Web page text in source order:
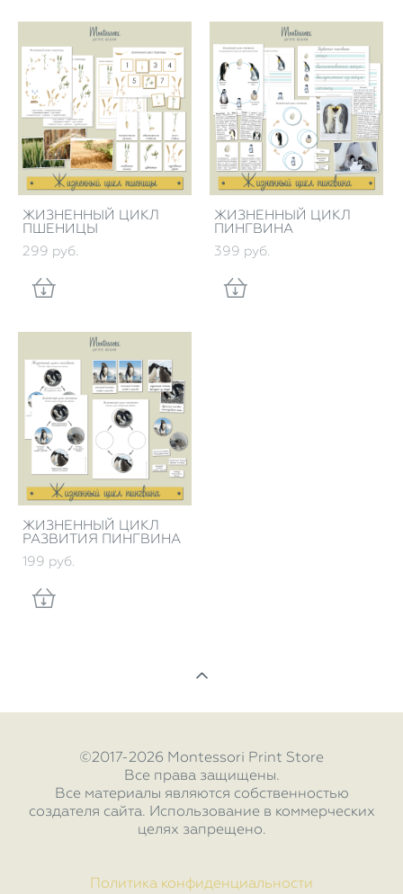
ЖИЗНЕННЫЙ ЦИКЛ
ПШЕНИЦЫ
299 pуб.
ЖИЗНЕННЫЙ ЦИКЛ
ПИНГВИНА
399 pуб.
ЖИЗНЕННЫЙ ЦИКЛ
РАЗВИТИЯ ПИНГВИНА
199 pуб.
©2017-2026 Montessori Print Store
Все права защищены.
Все материалы являются собственностью
создателя сайта. Использование в коммерческих
целях запрещено.
Политика конфиденциальности